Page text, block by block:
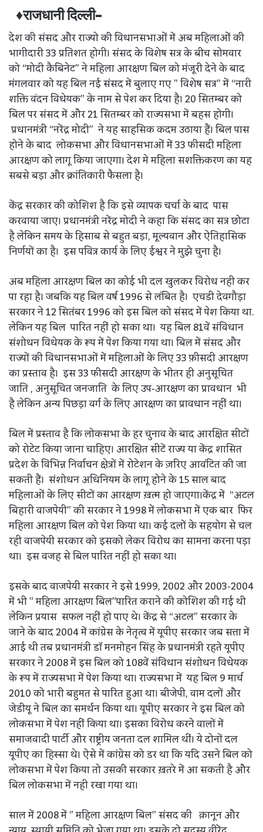
♦राजधानी दिल्ली-
देश की संसद और राज्यो की विधानसभाओं में अब महिलाओं की
भागीदारी 33 प्रतिशत होगी। संसद के विशेष सत्र के बीच सोमवार
को “मोदी कैबिनेट” ने महिला आरक्षण बिल को मंजूरी देने के बाद
मंगलवार को यह बिल नई संसद में बुलाए गए ” विशेष सत्र” में “नारी
शक्ति वंदन विधेयक” के नाम से पेश कर दिया है। 20 सितम्बर को
बिल पर संसद में और 21 सितम्बर को राज्यसभा में बहस होगी।
प्रधानमंत्री “नरेंद्र मोदी” ने यह साहसिक कदम उठाया हैं। बिल पास
होने के बाद लोकसभा और विधानसभाओं में 33 फीसदी महिला
आरक्षण को लागू किया जाएगा। देश मे महिला सशक्तिकरण का यह
सबसे बड़ा और क्रांतिकारी फैसला है।
केंद्र सरकार की कोशिश है कि इसे व्यापक चर्चा के बाद पास
करवाया जाए। प्रधानमंत्री नरेंद्र मोदी ने कहा कि संसद का सत्र छोटा
है लेकिन समय के हिसाब से बहुत बड़ा, मूल्यवान और ऐतिहासिक
निर्णयों का है। इस पवित्र कार्य के लिए ईश्वर ने मुझे चुना है।
अब महिला आरक्षण बिल का कोई भी दल खुलकर विरोध नही कर
पा रहा है। जबकि यह बिल वर्ष 1996 से लंबित है। एचडी देवगौड़ा
सरकार ने 12 सितंबर 1996 को इस बिल को संसद में पेश किया था.
लेकिन यह बिल पारित नहीं हो सका था। यह बिल 81वें संविधान
संशोधन विधेयक के रूप में पेश किया गया था। बिल में संसद और
राज्यों की विधानसभाओं में महिलाओं के लिए 33 फ़ीसदी आरक्षण
का प्रस्ताव है। इस 33 फीसदी आरक्षण के भीतर ही अनुसूचित
जाति , अनुसूचित जनजाति के लिए उप-आरक्षण का प्रावधान भी
है लेकिन अन्य पिछड़ा वर्ग के लिए आरक्षण का प्रावधान नहीं था।
बिल में प्रस्ताव है कि लोकसभा के हर चुनाव के बाद आरक्षित सीटों
को रोटेट किया जाना चाहिए। आरक्षित सीटें राज्य या केंद्र शासित
प्रदेश के विभिन्न निर्वाचन क्षेत्रों में रोटेशन के ज़रिए आवंटित की जा
सकती हैं। संशोधन अधिनियम के लागू होने के 15 साल बाद
महिलाओं के लिए सीटों का आरक्षण ख़त्म हो जाएगा।केंद्र में “अटल
बिहारी वाजपेयी” की सरकार ने 1998 में लोकसभा में एक बार फिर
महिला आरक्षण बिल को पेश किया था। कई दलों के सहयोग से चल
रही वाजपेयी सरकार को इसको लेकर विरोध का सामना करना पड़ा
था। इस वजह से बिल पारित नहीं हो सका था।
इसके बाद वाजपेयी सरकार ने इसे 1999, 2002 और 2003-2004
में भी ” महिला आरक्षण बिल”पारित कराने की कोशिश की गई थी
लेकिन प्रयास सफल नहीं हो पाए थे। केंद्र से “अटल” सरकार के
जाने के बाद 2004 में कांग्रेस के नेतृत्व में यूपीए सरकार जब सत्ता में
आई थी तब प्रधानमंत्री डॉ मनमोहन सिंह के प्रधानमंत्री रहते यूपीए
सरकार ने 2008 में इस बिल को 108वें संविधान संशोधन विधेयक
के रूप में राज्यसभा में पेश किया था। राज्यसभा में यह बिल 9 मार्च
2010 को भारी बहुमत से पारित हुआ था। बीजेपी, वाम दलों और
जेडीयू ने बिल का समर्थन किया था। यूपीए सरकार ने इस बिल को
लोकसभा में पेश नहीं किया था। इसका विरोध करने वालों में
समाजवादी पार्टी और राष्ट्रीय जनता दल शामिल थीं। ये दोनों दल
यूपीए का हिस्सा थे। ऐसे में कांग्रेस को डर था कि यदि उसने बिल को
लोकसभा में पेश किया तो उसकी सरकार ख़तरे में आ सकती है और
बिल लोकसभा में नही रखा गया था।
साल में 2008 में ” महिला आरक्षण बिल” संसद की क़ानून और